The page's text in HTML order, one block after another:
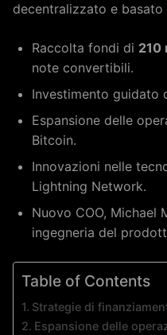
decentralizzato e basato
Raccolta fondi di 210
note convertibili.
Investimento guidato
Espansione delle
Bitcoin.
Innovazioni nelle
Lightning Network.
Nuovo COO, Michael
ingegneria del
Table of Contents
Strategie di
Espansione delle